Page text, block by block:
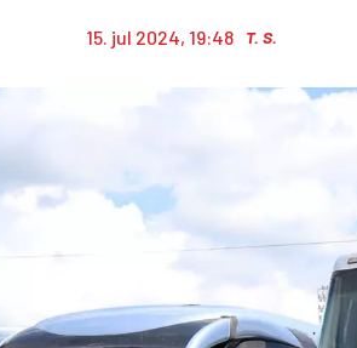
15. jul 2024, 19:48 T. S.